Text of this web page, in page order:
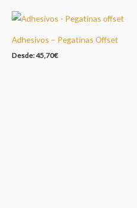
Adhesivos – Pegatinas Offset
Desde:45,70€